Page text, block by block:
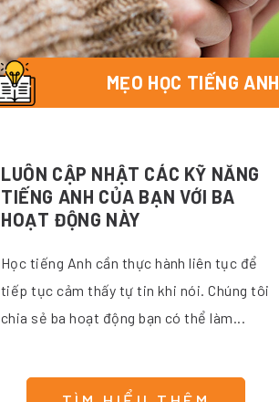
MẸO HỌC TIẾNG ANH
LUÔN CẬP NHẬT CÁC KỸ NĂNG
TIẾNG ANH CỦA BẠN VỚI BA
HOẠT ĐỘNG NÀY
Học tiếng Anh cần thực hành liên tục để
tiếp tục cảm thấy tự tin khi nói. Chúng tôi
chia sẻ ba hoạt động bạn có thể làm...